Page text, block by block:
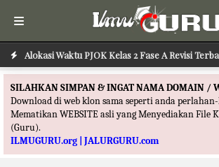
Alokasi Waktu PJOK Kelas 2 Fase A Revisi
Alokasi Waktu PAI dan BP Kelas 2 Fase A
SILAHKAN SIMPAN & INGAT NAMA DOMAIN /
Download di web klon sama seperti anda
Mematikan WEBSITE asli yang Menyediakan File
(Guru).
ILMUGURU.org | JALURGURU.com